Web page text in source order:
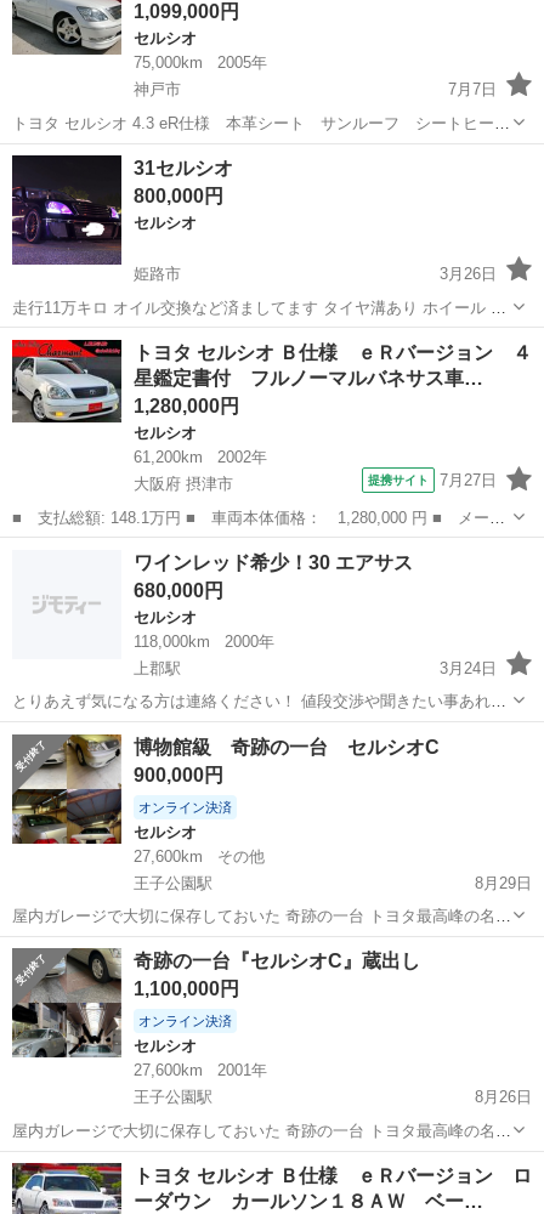
1,099,000円
セルシオ
75,000km
2005年
神戸市
7月7日
トヨタ セルシオ 4.3 eR仕様 本革シート サンルーフ シートヒータ
ー （パールホワイト） セダン 本体価格 1,099,000円 年式(初度登録
年):2005(H17) 走行距離:7.5万km 修復歴:なし リ...
兵庫 神戸市
31セルシオ
800,000円
セルシオ
姫路市
3月26日
走行11万キロ オイル交換など済ましてます タイヤ溝あり ホイール カ
ールソン ヘッドライト レクサスロゴつける場合 ＋40000円 ３点マル
チ エアサスコントロール可能 車外DVDチェンジャー フリップダウン
モニター...
兵庫 姫路市 セルシオ カールソン
トヨタ セルシオ Ｂ仕様 ｅＲバージョン ４
星鑑定書付 フルノーマルバネサス車…
1,280,000円
セルシオ
61,200km
2002年
大阪府 摂津市
提携サイト 7月27日
■ 支払総額: 148.1万円 ■ 車両本体価格： 1,280,000 円 ■ メーカ
ー名： トヨタ ■ 車種名： セルシオ ■ グレード名： Ｂ仕様
ｅＲバージョン ４星鑑定書付 フルノーマルバネサス車 新品モー
セルシオ
ワインレッド希少！30 エアサス
680,000円
セルシオ
118,000km
2000年
上郡駅
3月24日
とりあえず気になる方は連絡ください！ 値段交渉や聞きたい事あれば
お願いいたします
兵庫 赤穂市 上郡駅 セルシオ
博物館級 奇跡の一台 セルシオC
900,000円
オンライン決済
セルシオ
27,600km
その他
王子公園駅
8月29日
屋内ガレージで大切に保存しておいた 奇跡の一台 トヨタ最高峰の名車
『セルシオC』蔵出しいたします。 2001年3月登録ですが なんと走行
距離27593km！ (試乗の為多少伸びます。) もちろん無事故車です！ 禁
煙車です。 ...
兵庫 神戸市 王子公園駅 走行距離
奇跡の一台『セルシオC』蔵出し
1,100,000円
オンライン決済
セルシオ
27,600km
2001年
王子公園駅
8月26日
屋内ガレージで大切に保存しておいた 奇跡の一台 トヨタ最高峰の名車
『セルシオC』蔵出しいたします。 なんと走行距離27593km！ (試乗の
為多少伸びます。) もちろん無事故車です！ 禁煙車です。 ディーラー
兵庫トヨタにて整...
兵庫 神戸市 王子公園駅 セルシオ
トヨタ セルシオ Ｂ仕様 ｅＲバージョン ロ
ーダウン カールソン１８ＡＷ ベー…